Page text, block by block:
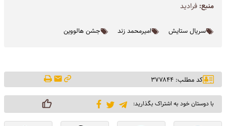
منبع:فرادید
سریال ستایش امیرمحمد زند جشن هالووین
کد مطلب: ۳۷۷۸۴۴
با دوستان خود به اشتراک بگذارید: